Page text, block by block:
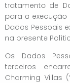
tratamento de
para a
Dados Pessoais
na presente
Os Dados
terceiros
Charming Villas